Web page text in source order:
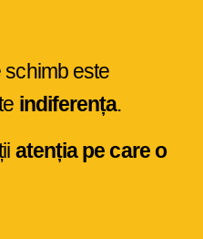
schimb este
indiferența.
atenția pe care o